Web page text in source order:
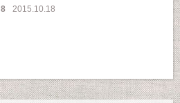
8 2015.10.18